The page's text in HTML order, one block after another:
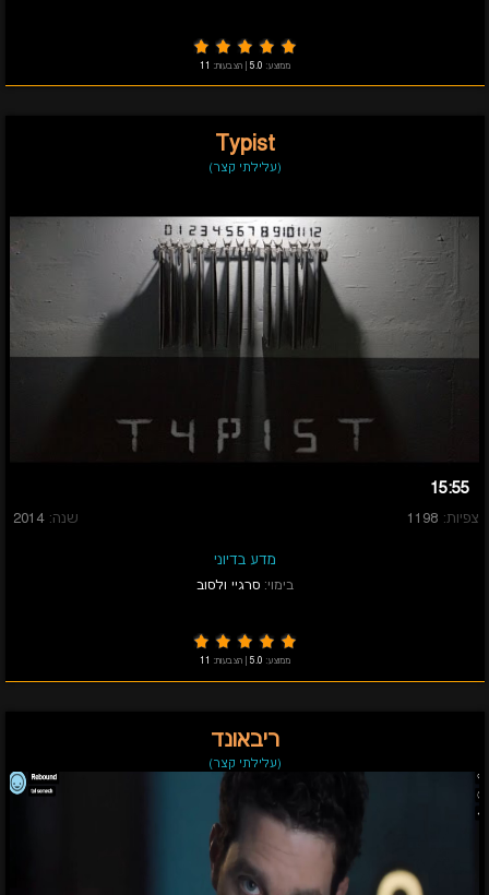
ממוצע: 5.0
|הצבעות: 11
Typist
(עלילתי קצר)
15:55
צפיות: 1198 שנה: 2014
מדע בדיוני
בימוי: סרגיי ולסוב
ממוצע: 5.0
|הצבעות: 11
ריבאונד
(עלילתי קצר)